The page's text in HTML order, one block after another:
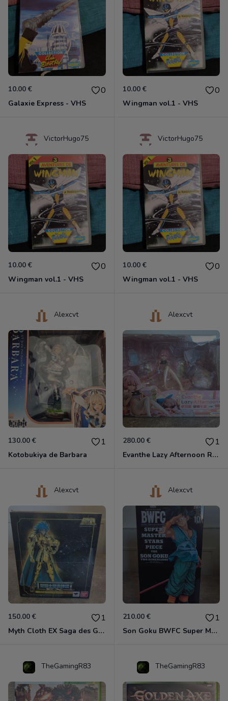
10.00 € 0
Galaxie Express - VHS
10.00 € 0
Wingman vol.1 - VHS
VictorHugo75
10.00 € 0
Wingman vol.1 - VHS
VictorHugo75
10.00 € 0
Wingman vol.1 - VHS
Alexcvt
130.00 € 1
Kotobukiya de Barbara
Alexcvt
280.00 € 1
Evanthe Lazy Afternoon Red Pride of Eden
Alexcvt
150.00 € 1
Myth Cloth EX Saga des Gémeaux
Alexcvt
210.00 € 1
Son Goku BWFC Super Master Stars
TheGamingR83 TheGamingR83